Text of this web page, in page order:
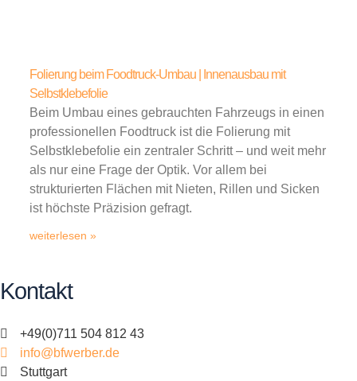
Folierung beim Foodtruck-Umbau | Innenausbau mit
Selbstklebefolie
Beim Umbau eines gebrauchten Fahrzeugs in einen
professionellen Foodtruck ist die Folierung mit
Selbstklebefolie ein zentraler Schritt – und weit mehr
als nur eine Frage der Optik. Vor allem bei
strukturierten Flächen mit Nieten, Rillen und Sicken
ist höchste Präzision gefragt.
weiterlesen »
Kontakt
+49(0)711 504 812 43
info@bfwerber.de
Stuttgart